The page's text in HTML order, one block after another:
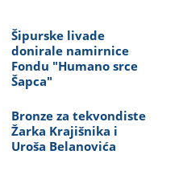
Šipurske livade
donirale namirnice
Fondu "Humano srce
Šapca"
Bronze za tekvondiste
Žarka Krajišnika i
Uroša Belanovića